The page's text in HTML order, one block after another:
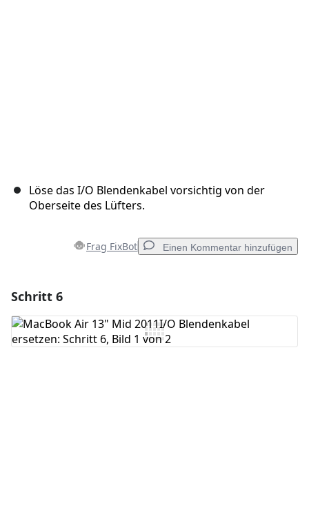
Löse das I/O Blendenkabel vorsichtig von der
Oberseite des Lüfters.
Frag FixBot Einen Kommentar hinzufügen
Kommentar hinzufügen
Schritt 6